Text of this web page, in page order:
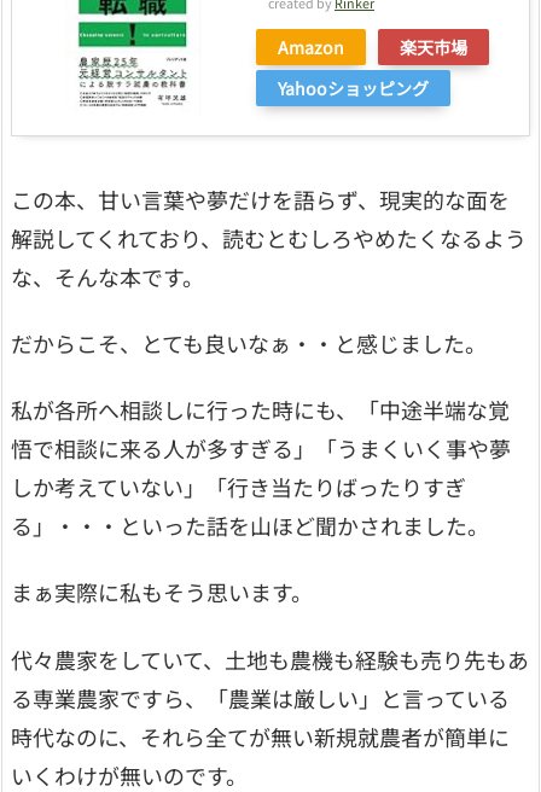
Amazon
楽天市場
Yahooショッピング
この本、甘い言葉や夢だけを語らず、現実的な面を
解説してくれており、読むとむしろやめたくなるよう
な、そんな本です。
だからこそ、とても良いなぁ・・と感じました。
私が各所へ相談しに行った時にも、「中途半端な覚
悟で相談に来る人が多すぎる」「うまくいく事や夢
しか考えていない」「行き当たりばったりすぎ
る」・・・といった話を山ほど聞かされました。
まぁ実際に私もそう思います。
代々農家をしていて、土地も農機も経験も売り先もあ
る専業農家ですら、「農業は厳しい」と言っている
時代なのに、それら全てが無い新規就農者が簡単に
いくわけが無いのです。